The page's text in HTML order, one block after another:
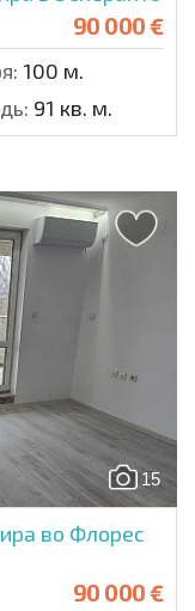
90 000 €
100 м.
91 кв. м.
15
во Флорес
90 000 €